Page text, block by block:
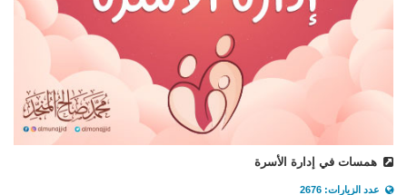
همسات في إدارة الأسرة
عدد الزيارات: 2676